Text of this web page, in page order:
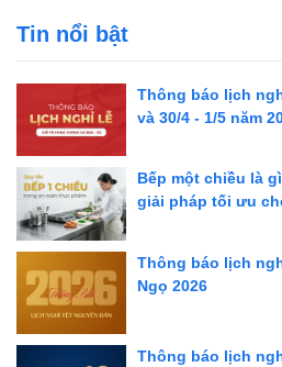
Tin nổi bật
Thông báo lịch
và 30/4 - 1/5 năm
Bếp một chiều là
giải pháp tối ưu
Thông báo lịch
Ngọ 2026
Thông báo lịch